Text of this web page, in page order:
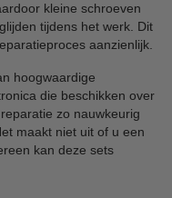
kleine schroeven
tijdens het werk. Dit
aanzienlijk.
hoogwaardige
die beschikken over
zo nauwkeurig
maakt niet uit of u een
kan deze sets